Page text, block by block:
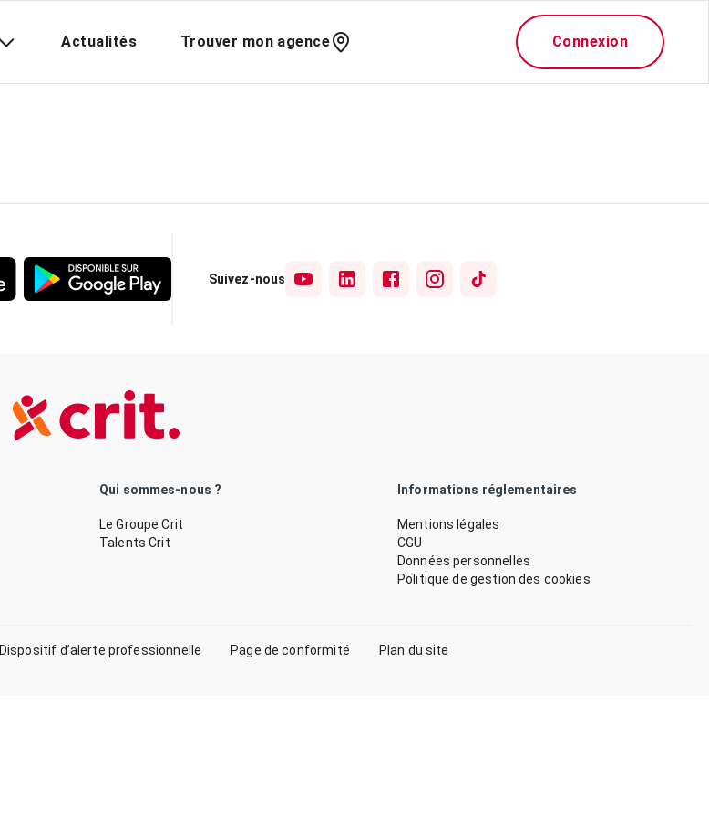
Actualités Trouver mon agence Connexion
Suivez-nous
Qui sommes-nous ?
Le Groupe Crit
Talents Crit
Informations réglementaires
Mentions légales
CGU
Données personnelles
Politique de gestion des cookies
Dispositif d’alerte professionnelle Page de conformité Plan du site